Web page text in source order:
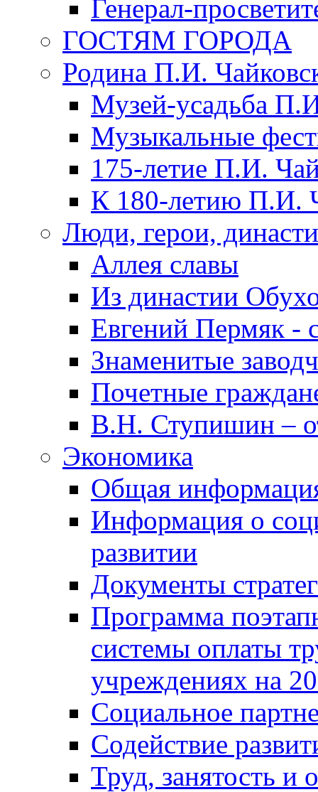
Генерал-
ГОСТЯМ ГОРОДА
Родина П.И.
Музей-усадьба
Музыкальные
175-летие П.И.
К 180-летию П.И.
Люди, герои,
Аллея славы
Из династии
Евгений Пермяк -
Знаменитые
Почетные
В.Н. Ступишин –
Экономика
Общая
Информация о
развитии
Документы
Программа
системы оплаты
учреждениях на
Социальное
Содействие
Труд, занятость и